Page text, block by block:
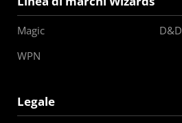
Magic
D&D
WPN
Legale